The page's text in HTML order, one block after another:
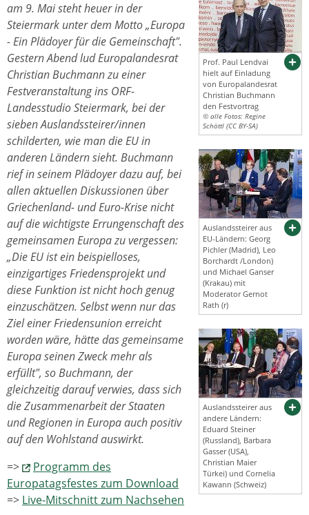
Prof. Paul Lendvai
hielt auf Einladung
von Europalandesrat
Christian Buchmann
den Festvortrag
© alle Fotos: Regine
Schöttl (CC BY-SA)
Auslandssteirer aus
EU-Ländern: Georg
Pichler (Madrid), Leo
Borchardt /London)
und Michael Ganser
(Krakau) mit
Moderator Gernot
Rath (r)
Auslandssteirer aus
andere Ländern:
Eduard Steiner
(Russland), Barbara
Gasser (USA),
Christian Maier
Türkei) und Cornelia
Kawann (Schweiz)
am 9. Mai steht heuer in der
Steiermark unter dem Motto „Europa
- Ein Plädoyer für die Gemeinschaft".
Gestern Abend lud Europalandesrat
Christian Buchmann zu einer
Festveranstaltung ins ORF-
Landesstudio Steiermark, bei der
sieben Auslandssteirer/innen
schilderten, wie man die EU in
anderen Ländern sieht. Buchmann
rief in seinem Plädoyer dazu auf, bei
allen aktuellen Diskussionen über
Griechenland- und Euro-Krise nicht
auf die wichtigste Errungenschaft des
gemeinsamen Europa zu vergessen:
„Die EU ist ein beispielloses,
einzigartiges Friedensprojekt und
diese Funktion ist nicht hoch genug
einzuschätzen. Selbst wenn nur das
Ziel einer Friedensunion erreicht
worden wäre, hätte das gemeinsame
Europa seinen Zweck mehr als
erfüllt", so Buchmann, der
gleichzeitig darauf verwies, dass sich
die Zusammenarbeit der Staaten
und Regionen in Europa auch positiv
auf den Wohlstand auswirkt.
=>
Programm des
Europatagsfestes zum Download
=> Live-Mitschnitt zum Nachsehen